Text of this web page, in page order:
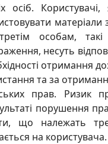
осіб.
матеріали
особам, такі
несуть
отримання
та за
прав. Ризик
порушення
що належать
на користувача.